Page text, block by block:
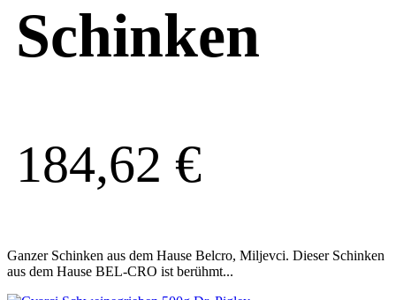
Schinken
184,62 €
Ganzer Schinken aus dem Hause Belcro, Miljevci. Dieser Schinken
aus dem Hause BEL-CRO ist berühmt...